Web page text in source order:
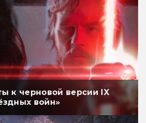
к черновой версии IX
войн»